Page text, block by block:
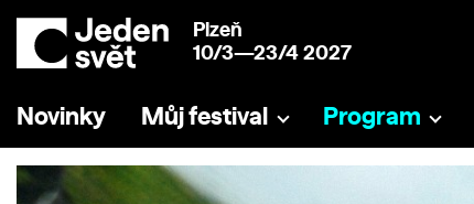
Plzeň
10/3—23/4 2027
Novinky Můj festival Program